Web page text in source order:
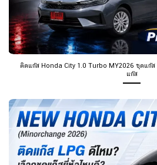
ติดแก๊ส Honda City 1.0 Turbo MY2026 ชุดแก๊
แก๊ส